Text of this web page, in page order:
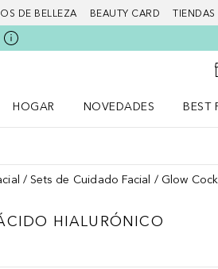
DE BELLEZA BEAUTY CARD TIENDAS
HOGAR
NOVEDADES
BEST
Sets de Cuidado Facial Glow
HIALURÓNICO